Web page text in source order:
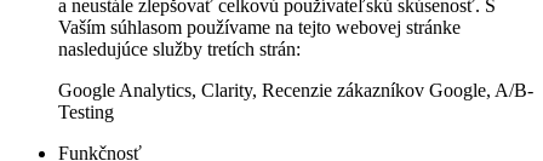
a neustále zlepšovať celkovú používateľskú skúsenosť. S
Vaším súhlasom používame na tejto webovej stránke
nasledujúce služby tretích strán:
Google Analytics, Clarity, Recenzie zákazníkov Google, A/B-
Testing
Funkčnosť